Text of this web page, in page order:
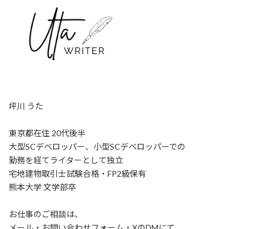
坪川 うた
東京都在住 20代後半
大型SCデベロッパー、小型SCデベロッパーでの
勤務を経てライターとして独立
宅地建物取引士試験合格・FP2級保有
熊本大学 文学部卒
お仕事のご相談は、